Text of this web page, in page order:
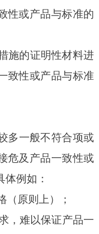
性或产品与标准的
施的证明性材料进
致性或产品与标准
多一般不符合项或
危及产品一致性或
例如：
（原则上）；
，难以保证产品一